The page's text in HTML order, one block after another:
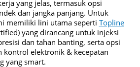
yang jelas, termasuk opsi
dan jangka panjang. Untuk
memiliki lini utama seperti Topline
yang dirancang untuk injeksi
dan tahan banting, serta opsi
kontrol elektronik & kecepatan
yang smart.